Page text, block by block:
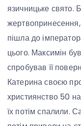
язичницьке свято.
пішла до
цього. Максимін
спробував її
Катерина своєю
християнство 50
їх потім спалили.